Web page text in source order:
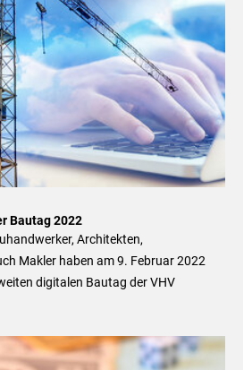
Bautag 2022
Architekten,
Makler haben am 9. Februar 2022
digitalen Bautag der VHV